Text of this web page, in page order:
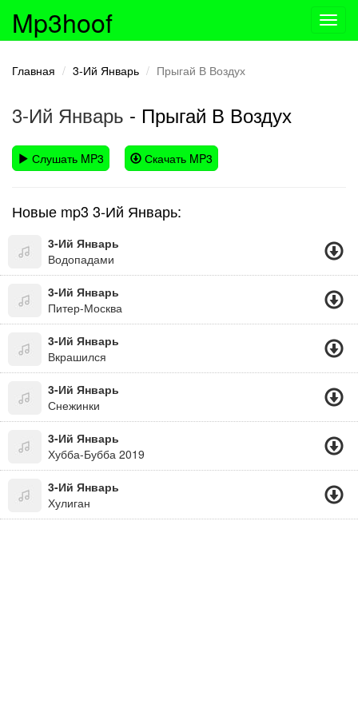
Mp3hoof
Главная 3-Ий Январь Прыгай В Воздух
3-Ий Январь - Прыгай В Воздух
Слушать MP3 Скачать MP3
Новые mp3 3-Ий Январь:
3-Ий Январь
Водопадами
3-Ий Январь
Питер-Москва
3-Ий Январь
Вкрашился
3-Ий Январь
Снежинки
3-Ий Январь
Хубба-Бубба 2019
3-Ий Январь
Хулиган